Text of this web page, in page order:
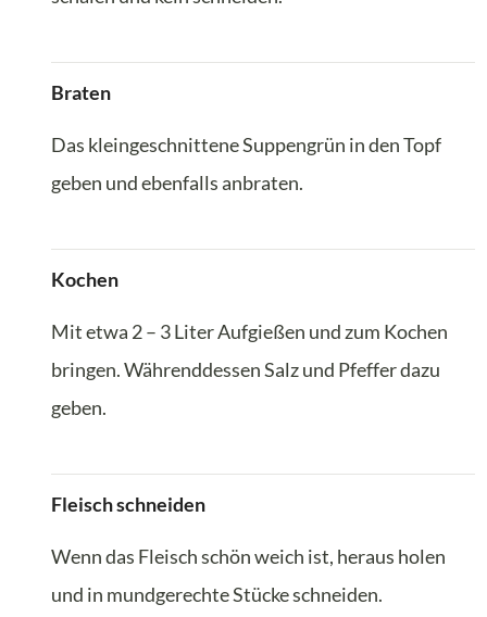
Braten
Das kleingeschnittene Suppengrün in den Topf
geben und ebenfalls anbraten.
Kochen
Mit etwa 2 – 3 Liter Aufgießen und zum Kochen
bringen. Währenddessen Salz und Pfeffer dazu
geben.
Fleisch schneiden
Wenn das Fleisch schön weich ist, heraus holen
und in mundgerechte Stücke schneiden.